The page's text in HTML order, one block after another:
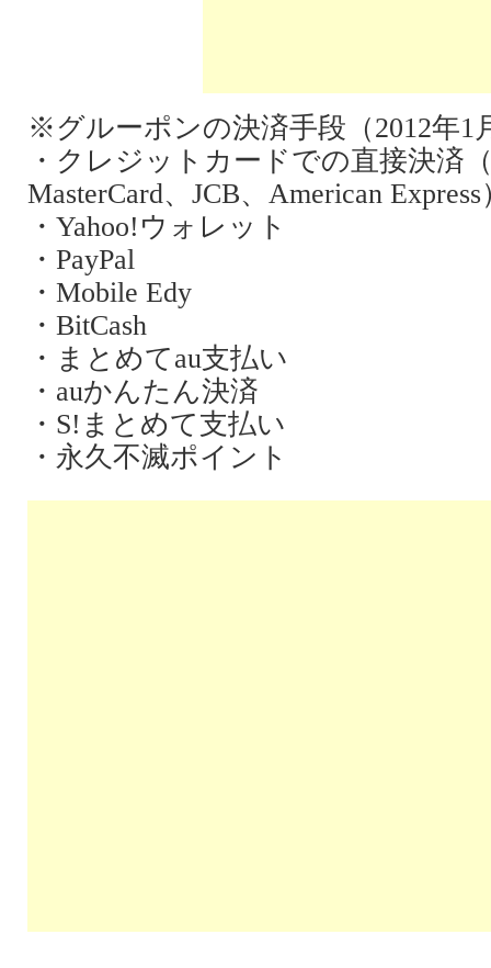
※グルーポンの決済手段（2012年1
・クレジットカードでの直接決済
MasterCard、JCB、American Express
・Yahoo!ウォレット
・PayPal
・Mobile Edy
・BitCash
・まとめてau支払い
・auかんたん決済
・S!まとめて支払い
・永久不滅ポイント